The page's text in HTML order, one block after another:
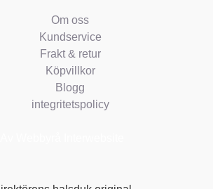
Om oss
Kundservice
Frakt & retur
Köpvillkor
Blogg
integritetspolicy